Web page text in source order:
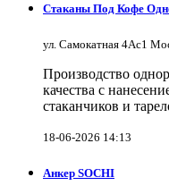
Стаканы Под Кофе
ул. Самокатная 4Ас1
Производство
качества с
стаканчиков и
18-06-2026 14:13
Анкер SOCHI